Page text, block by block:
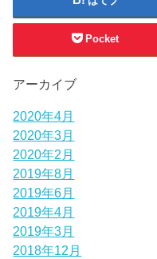
Pocket
アーカイブ
2020年4月
2020年3月
2020年2月
2019年8月
2019年6月
2019年4月
2019年3月
2018年12月